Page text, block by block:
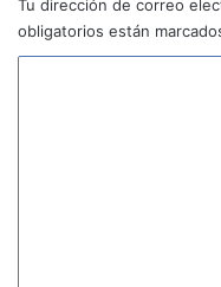
Tu dirección de correo
obligatorios están